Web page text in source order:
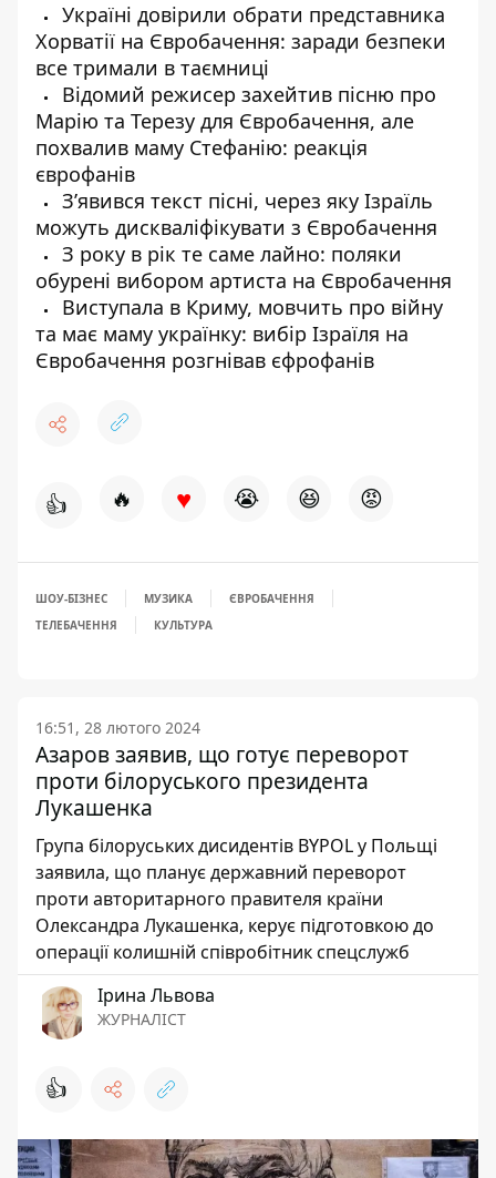
Україні довірили обрати представника
Хорватії на Євробачення: заради безпеки
все тримали в таємниці
Відомий режисер захейтив пісню про
Марію та Терезу для Євробачення, але
похвалив маму Стефанію: реакція
єврофанів
З’явився текст пісні, через яку Ізраїль
можуть дискваліфікувати з Євробачення
З року в рік те саме лайно: поляки
обурені вибором артиста на Євробачення
Виступала в Криму, мовчить про війну
та має маму українку: вибір Ізраїля на
Євробачення розгнівав єфрофанів
👍 🔥 ♥ 😭 😆 😡
ШОУ-БІЗНЕС МУЗИКА
ЄВРОБАЧЕННЯ
ТЕЛЕБАЧЕННЯ
КУЛЬТУРА
16:51, 28 лютого 2024
Азаров заявив, що готує переворот
проти білоруського президента
Лукашенка
Група білоруських дисидентів BYPOL у Польщі
заявила, що планує державний переворот
проти авторитарного правителя країни
Олександра Лукашенка, керує підготовкою до
операції колишній співробітник спецслужб
Ірина Львова
ЖУРНАЛІСТ
👍